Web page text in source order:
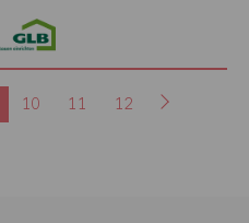
10 11 12